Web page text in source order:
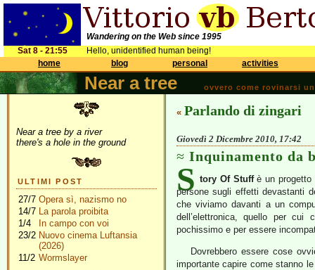
Wandering on the Web since 1995
Sat 8 - 21:55
Hello, unidentified human being!
home
blog personal activities
Near a tree ovvero come rovinarsi
Near a tree by a river
there's a hole in the ground
ULTIMI POST
27/7 Opera sì, nazismo no
14/7 La parola proibita
1/4
In campo con voi
23/2 Nuovo cinema Luftansia
(2026)
11/2 Wormslayer
« Parlando di zingari
Giovedì 2 Dicembre 2010, 17:42
Inquinamento da
S tory Of Stuffè un progetto
persone sugli effetti devastanti
che viviamo davanti a un
dell’elettronica, quello per cui
pochissimo e per essere
Dovrebbero essere cose
importante capire come stanno